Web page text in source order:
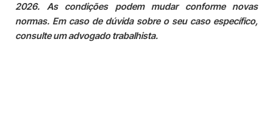
2026. As condições podem mudar conforme novas
normas. Em caso de dúvida sobre o seu caso específico,
consulte um advogado trabalhista.